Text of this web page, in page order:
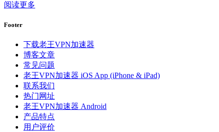
阅读更多
Footer
下载老王VPN加速器
博客文章
常见问题
老王VPN加速器 iOS App (iPhone & iPad)
联系我们
热门网址
老王VPN加速器 Android
产品特点
用户评价